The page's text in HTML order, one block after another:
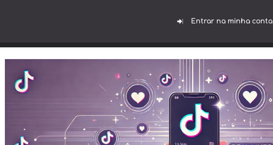
Entrar na minha conta